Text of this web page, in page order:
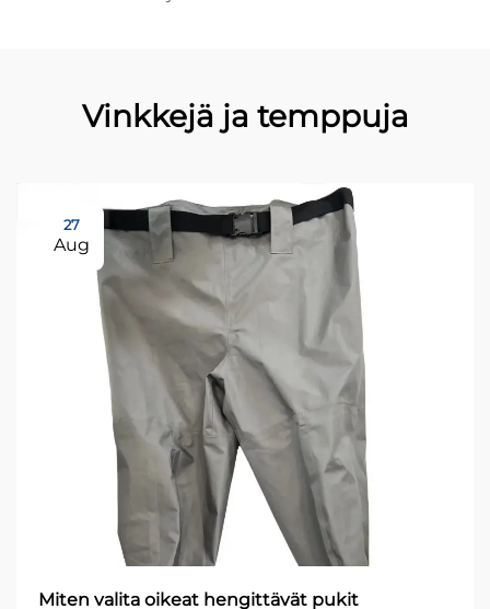
Vinkkejä ja temppuja
27
Aug
Miten valita oikeat hengittävät pukit